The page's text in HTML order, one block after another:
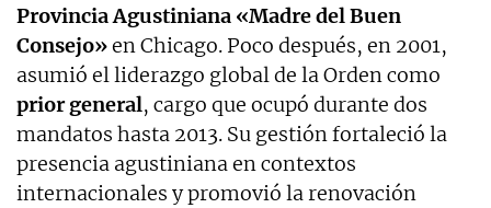
Provincia Agustiniana «Madre del Buen
Consejo»en Chicago. Poco después, en 2001,
asumió el liderazgo global de la Orden como
prior general, cargo que ocupó durante dos
mandatos hasta 2013. Su gestión fortaleció la
presencia agustiniana en contextos
internacionales y promovió la renovación